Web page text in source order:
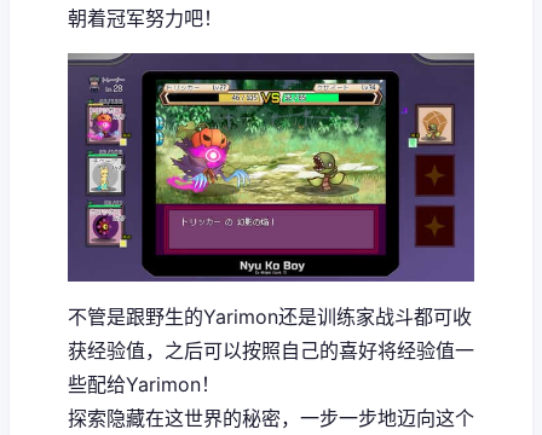
朝着冠军努力吧！
不管是跟野生的Yarimon还是训练家战斗都可收
获经验值，之后可以按照自己的喜好将经验值一
些配给Yarimon！
探索隐藏在这世界的秘密，一步一步地迈向这个